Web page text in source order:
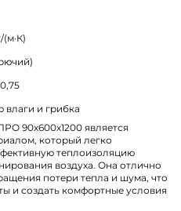
влаги и грибка
90х600х1200 является
который легко
теплоизоляцию
воздуха. Она отлично
потери тепла и шума, что
и создать комфортные условия